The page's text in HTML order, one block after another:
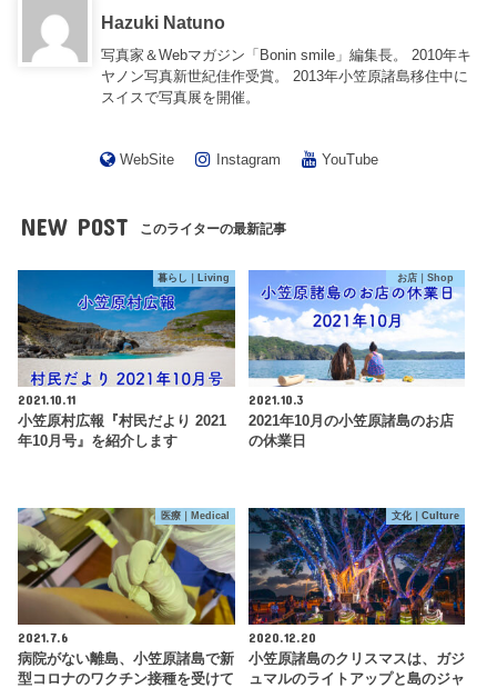
Hazuki Natuno
写真家＆Webマガジン「Bonin smile」編集長。 2010年キ
ヤノン写真新世紀佳作受賞。 2013年小笠原諸島移住中に
スイスで写真展を開催。
WebSite Instagram YouTube
NEW POST このライターの最新記事
暮らし｜Living
2021.10.11
小笠原村広報『村民だより 2021
年10月号』を紹介します
お店｜Shop
2021.10.3
2021年10月の小笠原諸島のお店
の休業日
医療｜Medical
2021.7.6
病院がない離島、小笠原諸島で新
型コロナのワクチン接種を受けて
文化｜Culture
2020.12.20
小笠原諸島のクリスマスは、ガジ
ュマルのライトアップと島のジャ